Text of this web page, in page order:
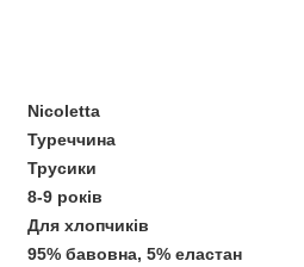
Nicoletta
Туреччина
Трусики
8-9 років
Для хлопчиків
95% бавовна, 5% еластан